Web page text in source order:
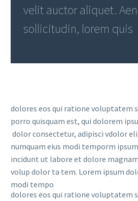
velit auctor aliquet.
sollicitudin, lorem quis
dolores eos qui ratione voluptatem
porro quisquam est, qui dolorem
dolor consectetur, adipisci vdolor
numquam eius modi temporm
incidunt ut labore et dolore
volup dolor ta tem. Lorem ipsum
modi tempo
dolores eos qui ratione voluptatem